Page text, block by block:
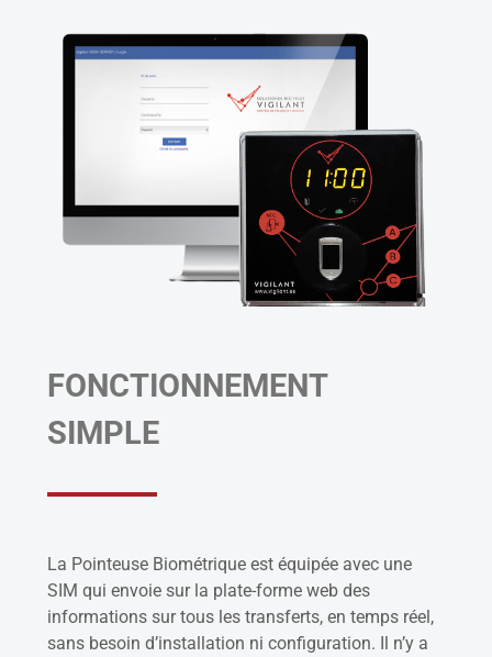
FONCTIONNEMENT
SIMPLE
La Pointeuse Biométrique est équipée avec une
SIM qui envoie sur la plate-forme web des
informations sur tous les transferts, en temps réel,
sans besoin d’installation ni configuration. Il n’y a